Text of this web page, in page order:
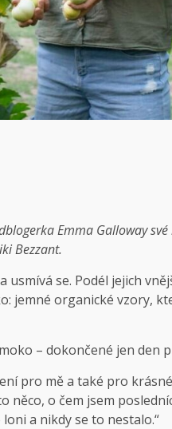
Emma Galloway
Bezzant.
usmívá se. Podél jejich
jemné organické vzory,
– dokončené jen den
pro mě a také pro
o čem jsem
a nikdy se to nestalo.“